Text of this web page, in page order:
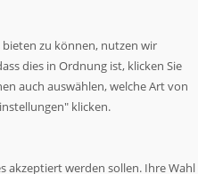
zu können, nutzen wir
dies in Ordnung ist, klicken Sie
auch auswählen, welche Art von
klicken.
akzeptiert werden sollen. Ihre Wahl